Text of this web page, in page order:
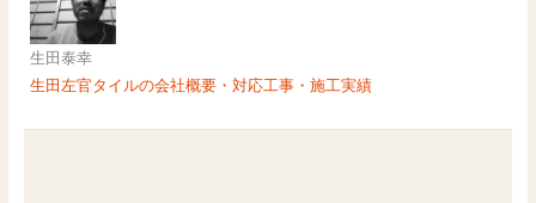
生田泰幸
生田左官タイルの会社概要・対応工事・施工実績